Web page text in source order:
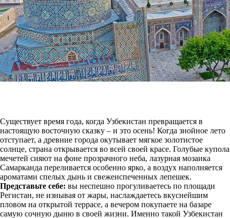
Существует время года, когда Узбекистан превращается в
настоящую восточную сказку – и это осень! Когда знойное лето
отступает, а древние города окутывает мягкое золотистое
солнце, страна открывается во всей своей красе. Голубые купола
мечетей сияют на фоне прозрачного неба, лазурная мозаика
Самарканда переливается особенно ярко, а воздух наполняется
ароматами спелых дынь и свежеиспеченных лепешек.
Представьте себе: вы неспешно прогуливаетесь по площади
Регистан, не изнывая от жары, наслаждаетесь вкуснейшим
пловом на открытой террасе, а вечером покупаете на базаре
самую сочную дыню в своей жизни. Именно такой Узбекистан